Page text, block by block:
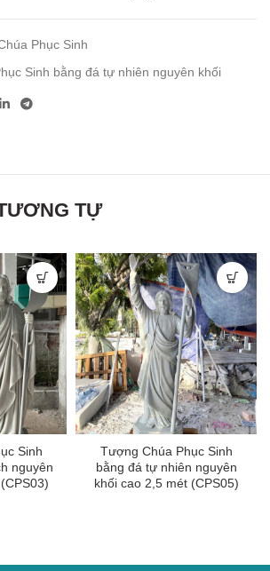
Phục Sinh
Sinh bằng đá tự nhiên nguyên khối
TỰ
Sinh
nguyên
Tượng Chúa Phục Sinh
bằng đá tự nhiên nguyên
khối cao 2,5 mét (CPS05)